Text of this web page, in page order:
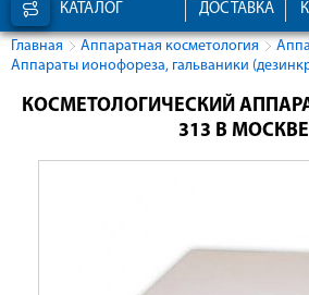
КАТАЛОГ ДОСТАВКА
Главная Аппаратная косметология
Аппараты ионофореза, гальваники
КОСМЕТОЛОГИЧЕСКИЙ
313 В МОСКВЕ